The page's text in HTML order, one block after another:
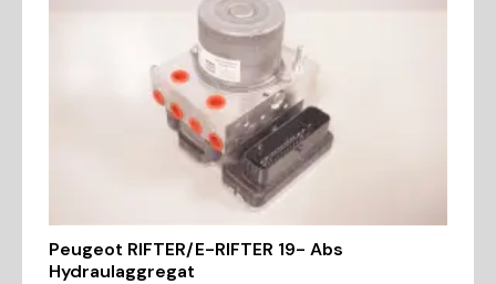
Peugeot RIFTER/E-RIFTER 19- Abs
Hydraulaggregat